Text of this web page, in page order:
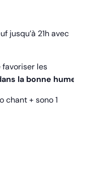
jusqu’à 21h avec
favoriser les
la bonne humeur.
chant + sono 1